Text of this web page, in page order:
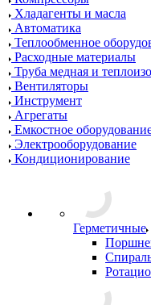
Хладагенты и масла
Автоматика
Теплообменное
Расходные материалы
Труба медная и
Вентиляторы
Инструмент
Агрегаты
Емкостное
Электрооборудование
Кондиционирование
Герметичные